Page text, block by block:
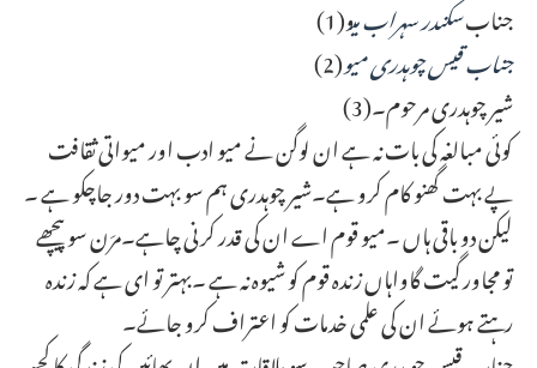
(1)جنابسکندر سہراب میو
(2)جناب قیس چوہدری میو
(3)شیر چوہدری مرحوم۔
کوئی مبالغہ کی بات نہ ہے ان لوگن نے میو ادب اور میواتی ثقافت
پے بہت گھنو کام کرو ہے۔شیر چوہدری ہم سو بہت دور جاچکو ہے ۔
لیکن دو باقی ہاں ۔میو قوم اے ان کی قدر کرنی چاہے۔مرَن سو پیچھے
تو مجاور گیت گاواہاں زندہ قوم کو شیوہ نہ ہے ۔بہتر تو ای ہے کہ زندہ
رہتے ہوئے ان کی علمی خدمات کو اعتراف کرو جائے۔